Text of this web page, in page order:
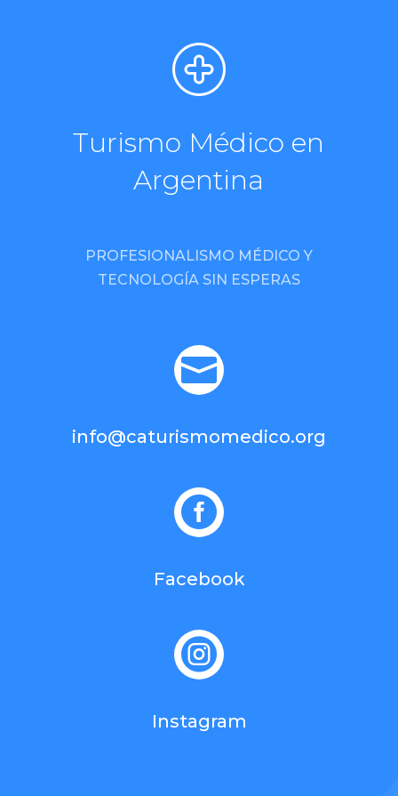
Turismo Médico en
Argentina
PROFESIONALISMO MÉDICO Y
TECNOLOGÍA SIN ESPERAS

info@caturismomedico.org

Facebook

Instagram